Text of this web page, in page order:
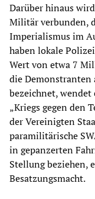
Darüber hinaus
Militär verbunden,
Imperialismus im
haben lokale
Wert von etwa 7
die Demonstranten
bezeichnet,
„Kriegs gegen den
der Vereinigten
paramilitärische
in gepanzerten
Stellung beziehen,
Besatzungsmacht.